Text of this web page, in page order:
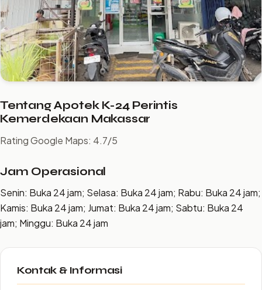
Tentang Apotek K-24 Perintis
Kemerdekaan Makassar
Rating Google Maps: 4.7/5
Jam Operasional
Senin: Buka 24 jam; Selasa: Buka 24 jam; Rabu: Buka 24 jam;
Kamis: Buka 24 jam; Jumat: Buka 24 jam; Sabtu: Buka 24
jam; Minggu: Buka 24 jam
Kontak & Informasi